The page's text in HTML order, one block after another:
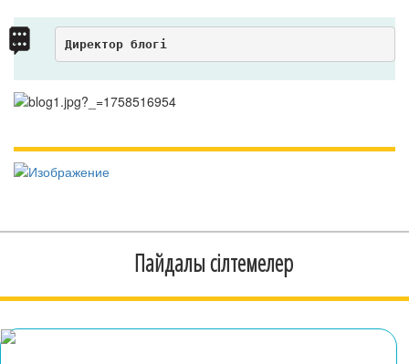
Директор блогі
Пайдалы сілтемелер